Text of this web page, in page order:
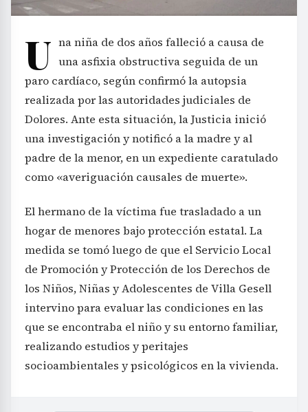
U na niña de dos años falleció a causa de
una asfixia obstructiva seguida de un
paro cardíaco, según confirmó la autopsia
realizada por las autoridades judiciales de
Dolores. Ante esta situación, la Justicia inició
una investigación y notificó a la madre y al
padre de la menor, en un expediente caratulado
como «averiguación causales de muerte».
El hermano de la víctima fue trasladado a un
hogar de menores bajo protección estatal. La
medida se tomó luego de que el Servicio Local
de Promoción y Protección de los Derechos de
los Niños, Niñas y Adolescentes de Villa Gesell
intervino para evaluar las condiciones en las
que se encontraba el niño y su entorno familiar,
realizando estudios y peritajes
socioambientales y psicológicos en la vivienda.